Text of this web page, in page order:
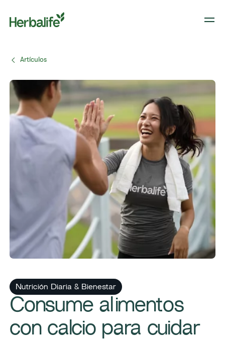
Artículos
Nutrición Diaria & Bienestar
Consume alimentos
con calcio para cuidar